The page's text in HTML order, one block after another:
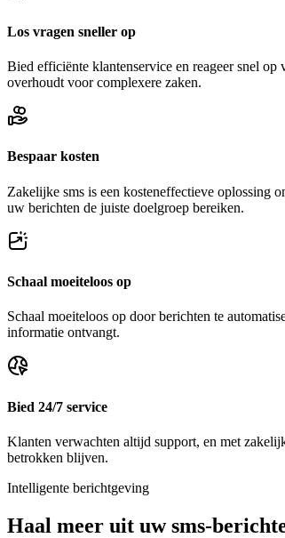
Los vragen sneller op
Bied efficiënte klantenservice en reageer snel
overhoudt voor complexere zaken.
Bespaar kosten
Zakelijke sms is een kosteneffectieve oplossing
uw berichten de juiste doelgroep bereiken.
Schaal moeiteloos op
Schaal moeiteloos op door berichten te
informatie ontvangt.
Bied 24/7 service
Klanten verwachten altijd support, en met
betrokken blijven.
Intelligente berichtgeving
Haal meer uit uw sms-